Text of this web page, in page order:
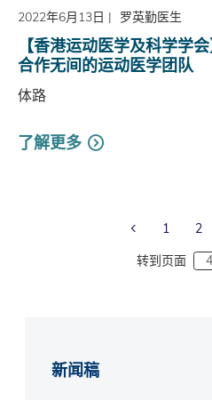
2022年6月13日 | 罗英勤医生
【香港运动医学及科学学
合作无间的运动医学团队
体路
了解更多
Previous Page
1 2
转到页面
新闻稿